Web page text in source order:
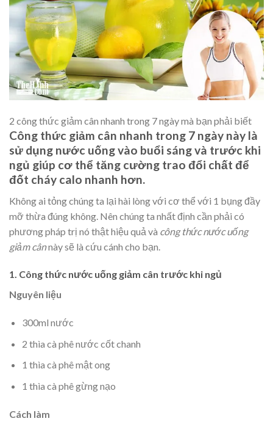
2 công thức giảm cân nhanh trong 7 ngày mà bạn phải biết
Công thức giảm cân nhanh trong 7 ngày này là
sử dụng nước uống vào buổi sáng và trước khi
ngủ giúp cơ thể tăng cường trao đổi chất để
đốt cháy calo nhanh hơn.
Không ai tỏng chúng ta lại hài lòng với cơ thể với 1 bụng đầy
mỡ thừa đúng không. Nên chúng ta nhất định cần phải có
phương pháp trị nó thật hiệu quả và công thức nước uống
giảm cânnày sẽ là cứu cánh cho bạn.
1. Công thức nước uống giảm cân trước khi ngủ
Nguyên liệu
300ml nước
2 thìa cà phê nước cốt chanh
1 thìa cà phê mật ong
1 thìa cà phê gừng nạo
Cách làm